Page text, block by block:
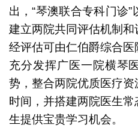
出，“琴澳联合专科门诊”
建立两院共同评估机制
经评估可由仁伯爵综合
充分发挥广医一院横琴
势，整合两院优质医疗
时间，并搭建两院医生
生提供宝贵学习机会。